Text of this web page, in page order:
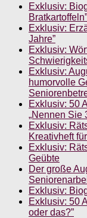
Exklusiv:
Bratkartoffeln”
Exklusiv:
Jahre”
Exklusiv:
Exklusiv:
humorvolle
Exklusiv: 50
„Nennen Sie
Exklusiv:
Kreativheft
Exklusiv:
Geübte
Der große
Exklusiv:
Exklusiv: 50
oder das?”